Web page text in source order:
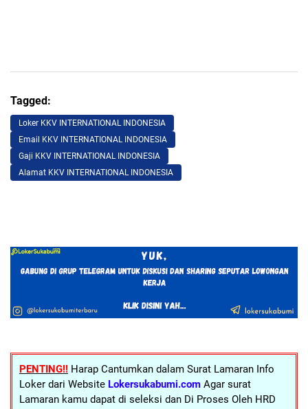
Tagged:
Loker KKV INTERNATIONAL INDONESIA
Email KKV INTERNATIONAL INDONESIA
Gaji KKV INTERNATIONAL INDONESIA
Alamat KKV INTERNATIONAL INDONESIA
PENTING!! Harap Cantumkan dalam Surat Lamaran Info
Loker dari Website Lokersukabumi.com Agar surat
Lamaran kamu dapat di seleksi dan Di Proses Oleh HRD